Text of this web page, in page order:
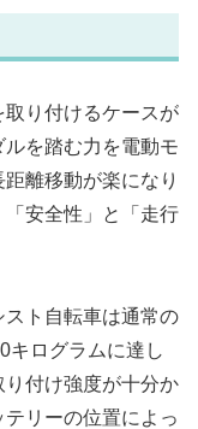
り付けるケースが
を踏む力を電動モ
離移動が楽になり
「安全性」と「走行
ト自転車は通常の
キログラムに達し
り付け強度が十分か
リーの位置によっ